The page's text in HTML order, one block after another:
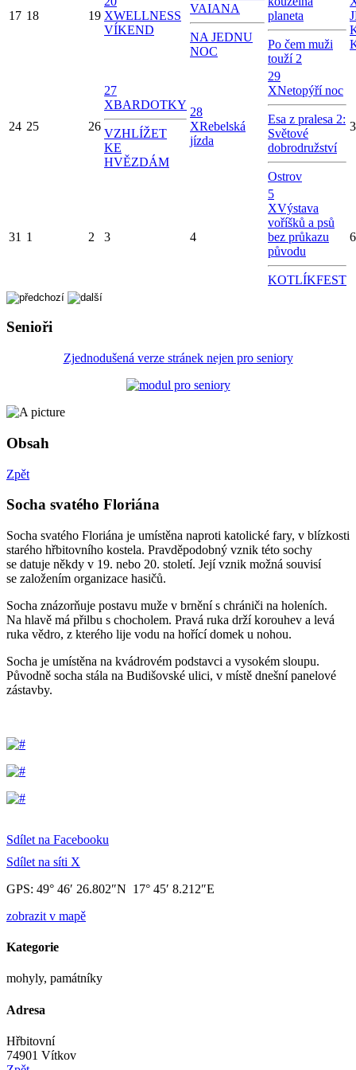
17 18 19 XWELLNESS
VÍKEND
VAIANA
NA JEDNU
NOC
planeta
Po čem muži
touží 2
24 25 26
27
XBARDOTKY
VZHLÍŽET
KE
HVĚZDÁM
28
XRebelská
jízda
29
XNetopýří noc
Esa z pralesa 2:
Světové
dobrodružství
Ostrov
31 1 2 3 4
5
XVýstava
voříšků a psů
bez průkazu
původu
KOTLÍKFEST
6
Senioři
Zjednodušená verze stránek nejen pro seniory
Obsah
Zpět
Socha svatého Floriána
Socha svatého Floriána je umístěna naproti katolické fary, v blízkosti
starého hřbitovního kostela. Pravděpodobný vznik této sochy
se datuje někdy v 19. nebo 20. století. Její vznik možná souvisí
se založením organizace hasičů.
Socha znázorňuje postavu muže v brnění s chrániči na holeních.
Na hlavě má přilbu s chocholem. Pravá ruka drží korouhev a levá
ruka vědro, z kterého lije vodu na hořící domek u nohou.
Socha je umístěna na kvádrovém podstavci a vysokém sloupu.
Původně socha stála na Budišovské ulici, v místě dnešní panelové
zástavby.
Sdílet na Facebooku
Sdílet na síti X
GPS: 49° 46′ 26.802″N 17° 45′ 8.212″E
zobrazit v mapě
Kategorie
mohyly, památníky
Adresa
Hřbitovní
74901 Vítkov